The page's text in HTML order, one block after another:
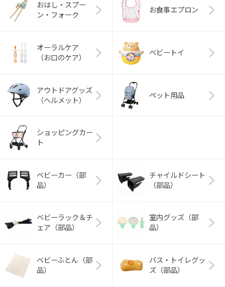
おはし・スプー
ン・フォーク
お食事エプロン
オーラルケア
（お口のケア）
ベビートイ
アウトドアグッズ
（ヘルメット）
ペット用品
ショッピングカー
ト
ベビーカー（部
品）
チャイルドシート
（部品）
ベビーラック＆チ
ェア（部品）
室内グッズ（部
品）
ベビーふとん（部
品）
バス・トイレグッ
ズ（部品）